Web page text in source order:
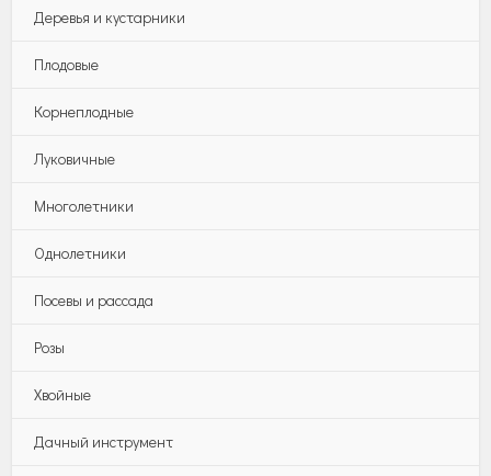
Деревья и кустарники
Плодовые
Корнеплодные
Луковичные
Многолетники
Однолетники
Посевы и рассада
Розы
Хвойные
Дачный инструмент